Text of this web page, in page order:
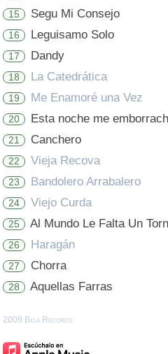
15 Segu Mi Consejo
16 Leguisamo Solo
17 Dandy
18 La Catedrática
19 Me Enamoré una Vez
20 Esta noche me
21 Canchero
22 Vieja Recova
23 Bandolero Arrabalero
24 Viejo Curda
25 Al Mundo Le Falta Un
26 Haragán
27 Chorra
28 Aquellas Farras
2009 Bela Records